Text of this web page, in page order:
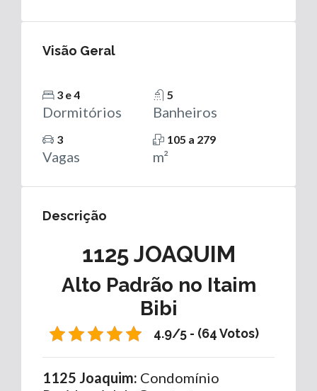
Visão Geral
3 e 4
Dormitórios
5
Banheiros
3
Vagas
105 a 279
m²
Descrição
1125 JOAQUIM
Alto Padrão no Itaim
Bibi
4.9/5 - (64 Votos)
1125 Joaquim: Condomínio